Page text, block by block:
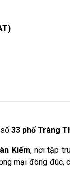
33 phố Tràng
Kiếm, nơi tập
mại đông đúc,